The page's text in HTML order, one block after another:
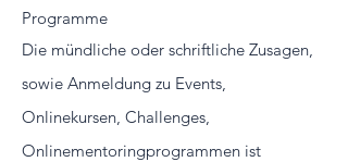
Programme
Die mündliche oder schriftliche Zusagen,
sowie Anmeldung zu Events,
Onlinekursen, Challenges,
Onlinementoringprogrammen ist